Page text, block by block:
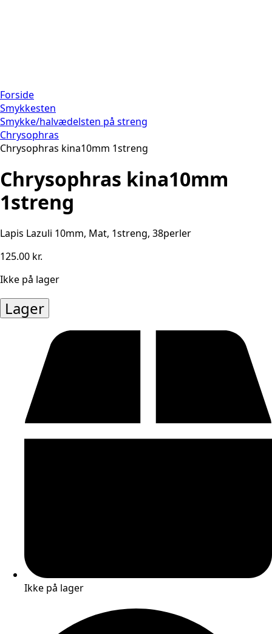
Forside
Smykkesten
Smykke/halvædelsten på streng
Chrysophras
Chrysophras kina10mm 1streng
Chrysophras kina10mm
1streng
Lapis Lazuli 10mm, Mat, 1streng, 38perler
125.00 kr.
Ikke på lager
Lager
Ikke på lager